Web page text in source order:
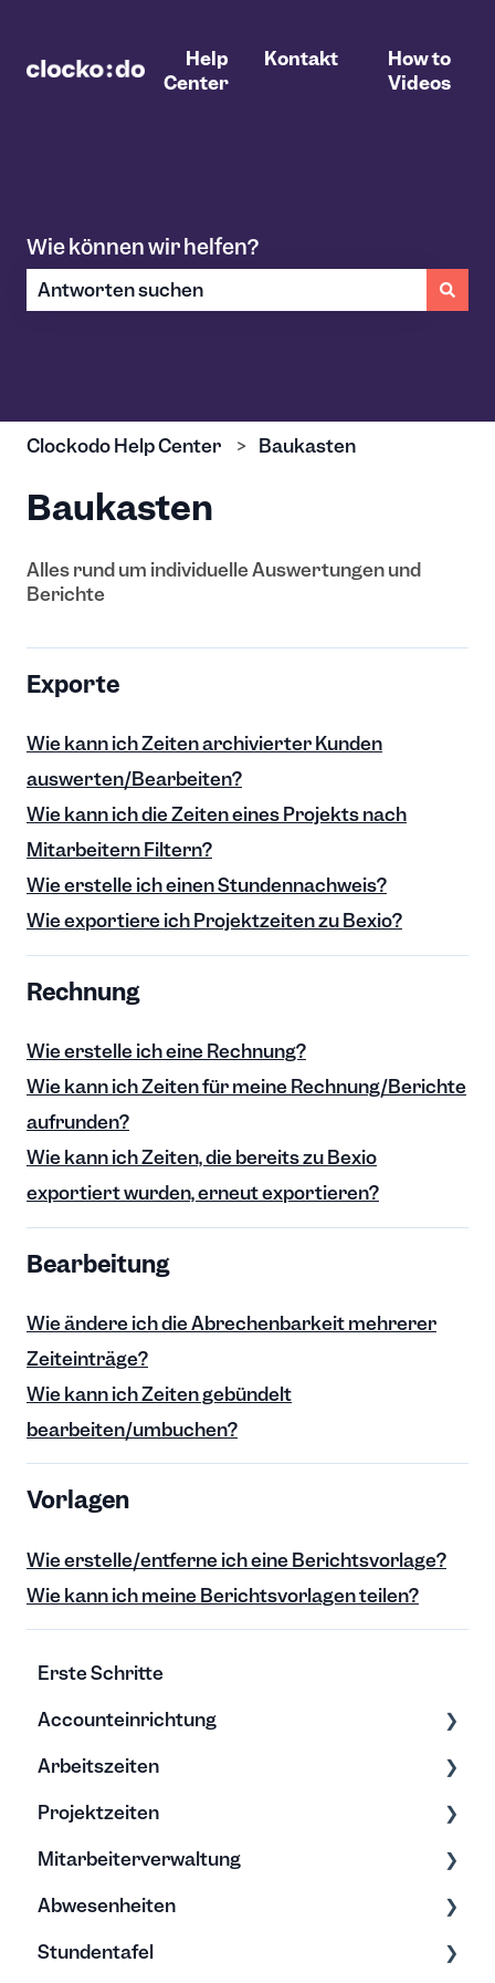
Help
Center
Kontakt
How to
Videos
Wie können wir helfen?
Clockodo Help Center Baukasten
Baukasten
Alles rund um individuelle Auswertungen und
Berichte
Exporte
Wie kann ich Zeiten archivierter Kunden
auswerten/Bearbeiten?
Wie kann ich die Zeiten eines Projekts nach
Mitarbeitern Filtern?
Wie erstelle ich einen Stundennachweis?
Wie exportiere ich Projektzeiten zu Bexio?
Rechnung
Wie erstelle ich eine Rechnung?
Wie kann ich Zeiten für meine Rechnung/Berichte
aufrunden?
Wie kann ich Zeiten, die bereits zu Bexio
exportiert wurden, erneut exportieren?
Bearbeitung
Wie ändere ich die Abrechenbarkeit mehrerer
Zeiteinträge?
Wie kann ich Zeiten gebündelt
bearbeiten/umbuchen?
Vorlagen
Wie erstelle/entferne ich eine Berichtsvorlage?
Wie kann ich meine Berichtsvorlagen teilen?
Erste Schritte
Accounteinrichtung
Einstellungen
Export/Import & Backups
Hilfe & Tipps
Arbeitszeiten
Zeiten erfassen
Zeiten bearbeiten
Projektzeiten
Erfassung & Bearbeitung
Projektberichte
Budgets
Mitarbeiterverwaltung
Bearbeitung & Archivierung
Soll-Arbeitszeit
Abwesenheiten
Allgemein
Stundentafel